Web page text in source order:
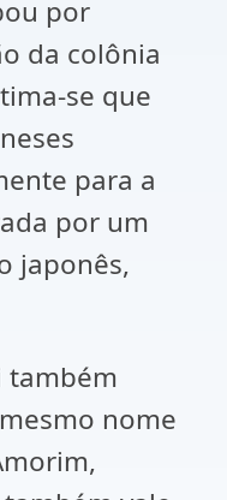
por
da colônia
se que
para a
por um
japonês,
também
nome